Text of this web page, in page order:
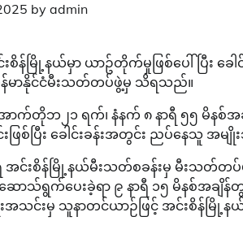
by admin
းစိန်မြို့နယ်မှာ ယာဥ်တိုက်မှုဖြစ်ပေါ်ပြီး
မာနိုင်ငံမီးသတ်တပ်ဖွဲ့မှ သိရသည်။
က်တိုဘ၂၁ ရက်၊ နံနက် ၈ နာရီ ၅၅ မိနစ်အ
င်းဖြစ်ပြီး ခေါင်းခန်းအတွင်း ညပ်န
င်းစိန်မြို့နယ်မီးသတ်စခန်းမှ မီးသတ်တပ်
ာသ်ရွက်ပေးခဲ့ရာ ၉ နာရီ ၁၅ မိနစ်အချိ
င်းမှ သူနာတင်ယာဉ်ဖြင့် အင်းစိန်မြို့န